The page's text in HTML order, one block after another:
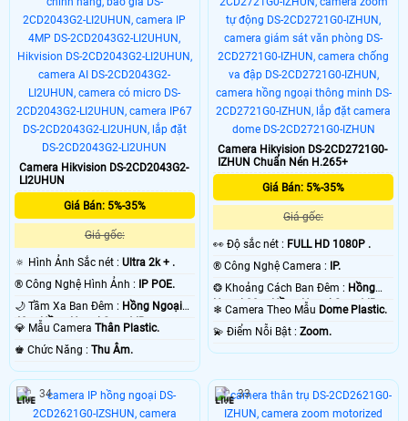
Camera Hikvision DS-2CD2043G2-
LI2UHUN
Giá Bán: 5%-35%
Giá gốc:
🔅 Hình Ảnh Sắc nét : Ultra 2k + .
®️ Công Nghệ Hình Ảnh : IP POE.
🌙 Tầm Xa Ban Đêm : Hồng Ngoại
40m Hồng Ngoại Smart IR.
💎 Mẫu Camera Thân Plastic.
️♚ Chức Năng : Thu Âm.
Camera Hikvision DS-2CD2721G0-
IZHUN Chuẩn Nén H.265+
Giá Bán: 5%-35%
Giá gốc:
️👀 Độ sắc nét : FULL HD 1080P .
®️ Công Nghệ Camera : IP.
❂ Khoảng Cách Ban Đêm : Hồng
Ngoại 30m Hồng Ngoại Smart IR.
❄ Camera Theo Mẫu Dome Plastic.
️💫 Điểm Nỗi Bật :Zoom.
34 33